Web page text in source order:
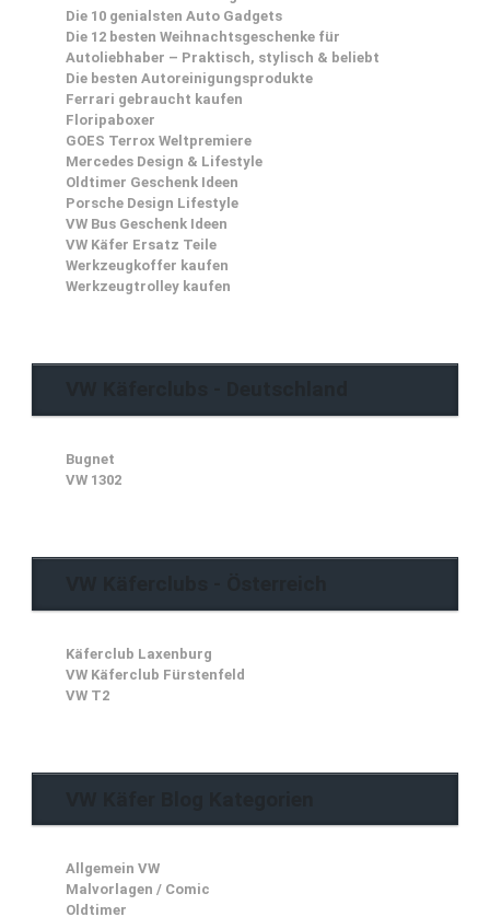
Die 10 genialsten Auto Gadgets
Die 12 besten Weihnachtsgeschenke für
Autoliebhaber – Praktisch, stylisch & beliebt
Die besten Autoreinigungsprodukte
Ferrari gebraucht kaufen
Floripaboxer
GOES Terrox Weltpremiere
Mercedes Design & Lifestyle
Oldtimer Geschenk Ideen
Porsche Design Lifestyle
VW Bus Geschenk Ideen
VW Käfer Ersatz Teile
Werkzeugkoffer kaufen
Werkzeugtrolley kaufen
Bugnet
VW 1302
Käferclub Laxenburg
VW Käferclub Fürstenfeld
VW T2
Allgemein VW
Malvorlagen / Comic
Oldtimer